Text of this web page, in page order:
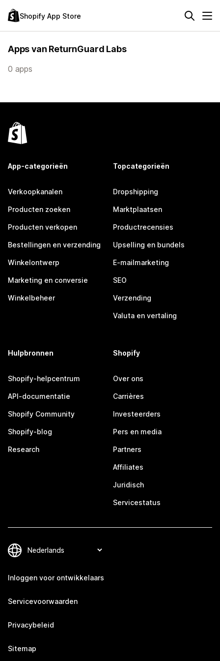
Shopify App Store
Apps van ReturnGuard Labs
0 apps
App-categorieën
Verkoopkanalen
Producten zoeken
Producten verkopen
Bestellingen en verzending
Winkelontwerp
Marketing en conversie
Winkelbeheer
Topcategorieën
Dropshipping
Marktplaatsen
Productrecensies
Upselling en bundels
E-mailmarketing
SEO
Verzending
Valuta en vertaling
Hulpbronnen
Shopify-helpcentrum
API-documentatie
Shopify Community
Shopify-blog
Research
Shopify
Over ons
Carrières
Investeerders
Pers en media
Partners
Affiliates
Juridisch
Servicestatus
Inloggen voor ontwikkelaars
Servicevoorwaarden
Privacybeleid
Sitemap